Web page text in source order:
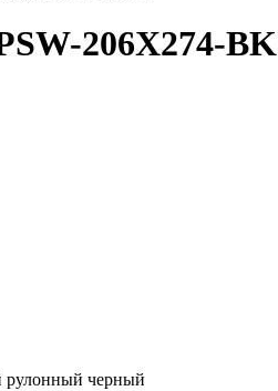
206X274-
рулонный черный